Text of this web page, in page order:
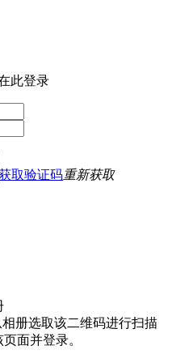
此登录
取验证码重新获取
册选取该二维码进行扫描
面并登录。